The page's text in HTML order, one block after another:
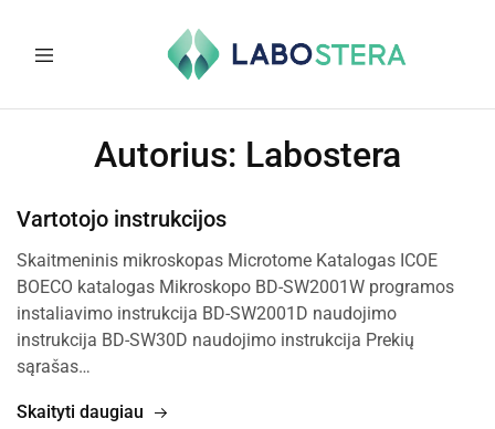
ir
medicininė
Autorius: Labostera
Vartotojo instrukcijos
Skaitmeninis mikroskopas Microtome Katalogas ICOE
BOECO katalogas Mikroskopo BD-SW2001W programos
instaliavimo instrukcija BD-SW2001D naudojimo
instrukcija BD-SW30D naudojimo instrukcija Prekių
sąrašas…
Skaityti daugiau